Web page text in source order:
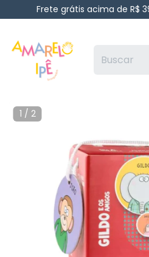
Frete grátis acima de R$
1 / 2